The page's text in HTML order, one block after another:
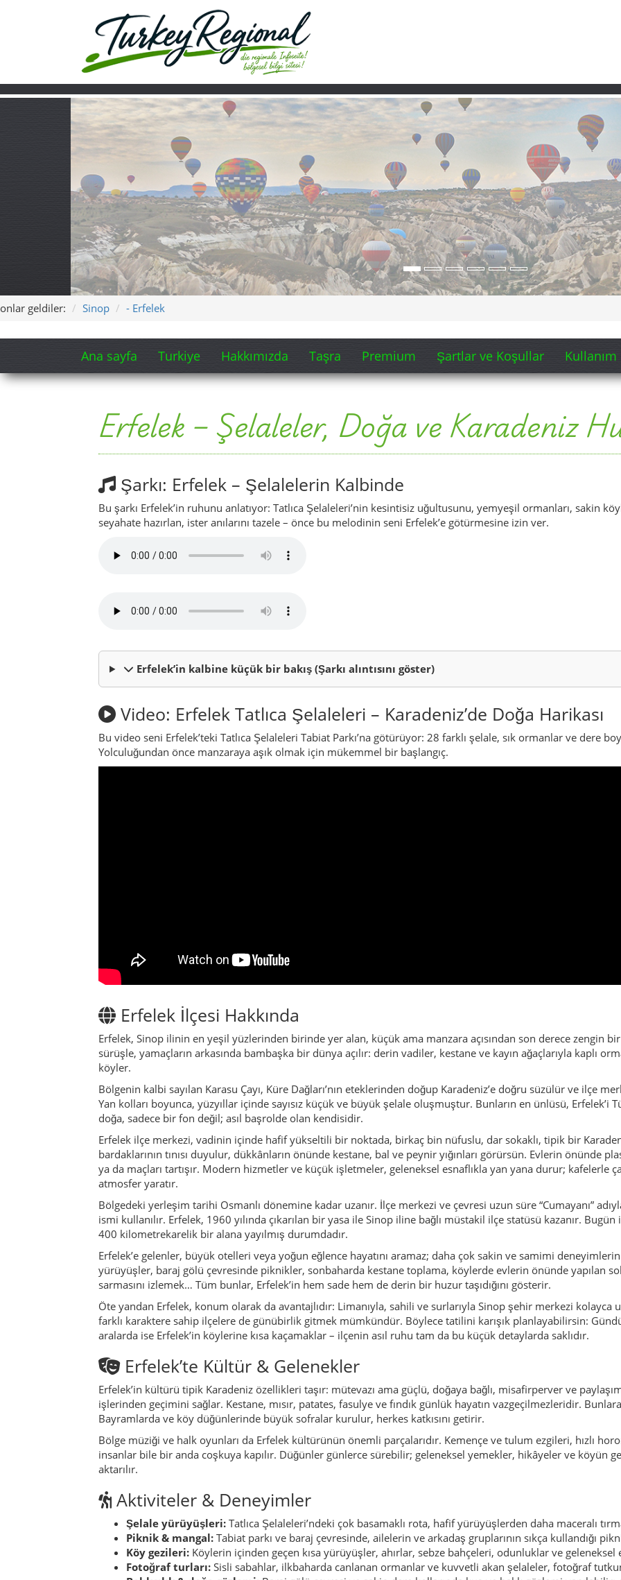
Sinop - Erfelek
Ana sayfa Turkiye Hakkımızda Taşra Premium Şartlar ve Koşullar Kullanım
Erfelek – Şelaleler, Doğa ve Karadeniz
Şarkı: Erfelek – Şelalelerin Kalbinde
Bu şarkı Erfelek’in ruhunu anlatıyor: Tatlıca Şelaleleri’nin kesintisiz uğultusunu, yemyeşil ormanları, sakin
Video: Erfelek Tatlıca Şelaleleri – Karadeniz’de Doğa Harikası
Yolculuğundan önce manzaraya aşık olmak için mükemmel bir başlangıç.
bardaklarının tınısı duyulur, dükkânların önünde kestane, bal ve peynir yığınları görürsün. Evlerin önünde
ya da maçları tartışır. Modern hizmetler ve küçük işletmeler, geleneksel esnaflıkla yan yana durur; kafelerle
atmosfer yaratır.
Bölgedeki yerleşim tarihi Osmanlı dönemine kadar uzanır. İlçe merkezi ve çevresi uzun süre “Cumayanı”
ismi kullanılır. Erfelek, 1960 yılında çıkarılan bir yasa ile Sinop iline bağlı müstakil ilçe statüsü kazanır.
400 kilometrekarelik bir alana yayılmış durumdadır.
Erfelek’e gelenler, büyük otelleri veya yoğun eğlence hayatını aramaz; daha çok sakin ve samimi
yürüyüşler, baraj gölü çevresinde piknikler, sonbaharda kestane toplama, köylerde evlerin önünde yapılan
sarmasını izlemek… Tüm bunlar, Erfelek’in hem sade hem de derin bir huzur taşıdığını gösterir.
Öte yandan Erfelek, konum olarak da avantajlıdır: Limanıyla, sahili ve surlarıyla Sinop şehir merkezi kolayca
farklı karaktere sahip ilçelere de günübirlik gitmek mümkündür. Böylece tatilini karışık planlayabilirsin:
aralarda ise Erfelek’in köylerine kısa kaçamaklar – ilçenin asıl ruhu tam da bu küçük detaylarda saklıdır.
Erfelek’te Kültür & Gelenekler
Erfelek’in kültürü tipik Karadeniz özellikleri taşır: mütevazı ama güçlü, doğaya bağlı, misafirperver ve
işlerinden geçimini sağlar. Kestane, mısır, patates, fasulye ve fındık günlük hayatın vazgeçilmezleridir.
Bayramlarda ve köy düğünlerinde büyük sofralar kurulur, herkes katkısını getirir.
Bölge müziği ve halk oyunları da Erfelek kültürünün önemli parçalarıdır. Kemençe ve tulum ezgileri, hızlı
insanlar bile bir anda coşkuya kapılır. Düğünler günlerce sürebilir; geleneksel yemekler, hikâyeler ve köyün
aktarılır.
Aktiviteler & Deneyimler
Şelale yürüyüşleri:Tatlıca Şelaleleri’ndeki çok basamaklı rota, hafif yürüyüşlerden daha maceralı
Piknik & mangal:Tabiat parkı ve baraj çevresinde, ailelerin ve arkadaş gruplarının sıkça kullandığı
Fotoğraf turları:Sisli sabahlar, ilkbaharda canlanan ormanlar ve kuvvetli akan şelaleler, fotoğraf
Balıkçılık & doğa gözlemi:Baraj gölü çevresi ve sakin dere kollarında kuş ve balık gözlemi yapılabilir;
şartıyla.
Pratik Seyahat Tüyoları
Ulaşım:Erfelek’e Sinop veya Ayancık yönünden karayolu ile ulaşılır. Tabiat parkına giden yol
fazladan zaman bırakmak iyi olur.
Hava durumu: Karadeniz iklimi nedeniyle yağmur sık görülür; mevsim fark etmeksizin yanına hafif bir
Restoran uyarısı: Türkiye’de restoran veya çay ocağı önünde güleryüzle çağırılması normaldir. Ancak
çekmeye çalışıyorsa, bu genelde turistik tuzak işareti sayılabilir. Erfelek’te bu nadirdir; yine de her
yoluna devam edebilirsin.
Sürdürülebilirlik & Yerel Katkı